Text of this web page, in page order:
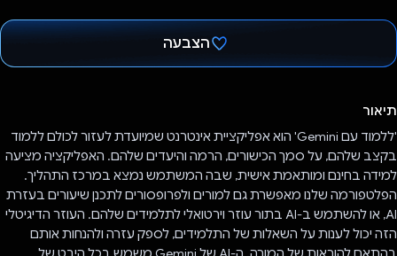
הצבעה
תיאור
'ללמוד עם Gemini' הוא אפליקציית אינטרנט שמיועדת לעזור לכולם ללמוד
בקצב שלהם, על סמך הכישורים, הרמה והיעדים שלהם. האפליקציה מציעה
למידה בחינם ומותאמת אישית, שבה המשתמש נמצא במרכז התהליך.
הפלטפורמה שלנו מאפשרת גם למורים ולפרופסורים לתכנן שיעורים בעזרת
AI, או להשתמש ב-AI בתור עוזר וירטואלי לתלמידים שלהם. העוזר הדיגיטלי
הזה יכול לענות על השאלות של התלמידים, לספק עזרה ולהנחות אותם